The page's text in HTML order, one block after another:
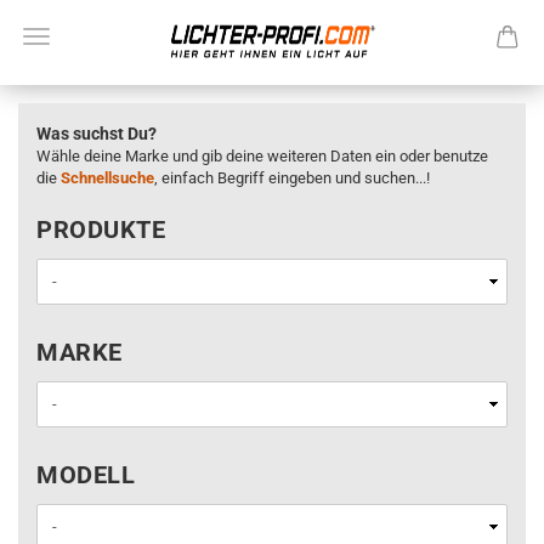
Was suchst Du?
Wähle deine Marke und gib deine weiteren Daten ein oder benutze
die Schnellsuche, einfach Begriff eingeben und suchen...!
PRODUKTE
PRODUKTE
MARKE
MARKE
MODELL
MODELL